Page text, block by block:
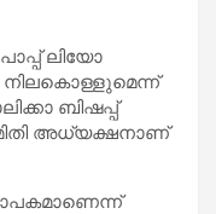
ലിയോ
നിലകൊള്ളുമെന്ന്
ബിഷപ്പ്
അധ്യക്ഷനാണ്